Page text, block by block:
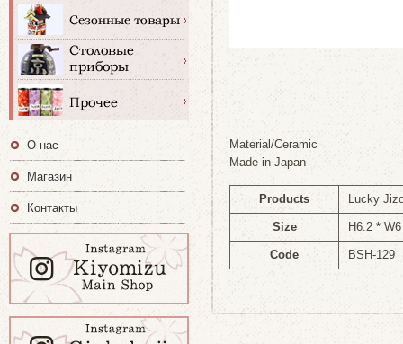
Material/Ceramic
Made in Japan
Products Lucky
Size H6.2 *
Code BSH-129
О нас
Магазин
Контакты